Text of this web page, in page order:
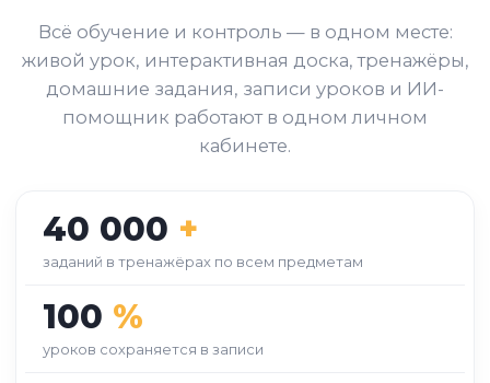
Всё обучение и контроль — в одном месте:
живой урок, интерактивная доска, тренажёры,
домашние задания, записи уроков и ИИ-
помощник работают в одном личном
кабинете.
40 000 +
заданий в тренажёрах по всем предметам
100 %
уроков сохраняется в записи